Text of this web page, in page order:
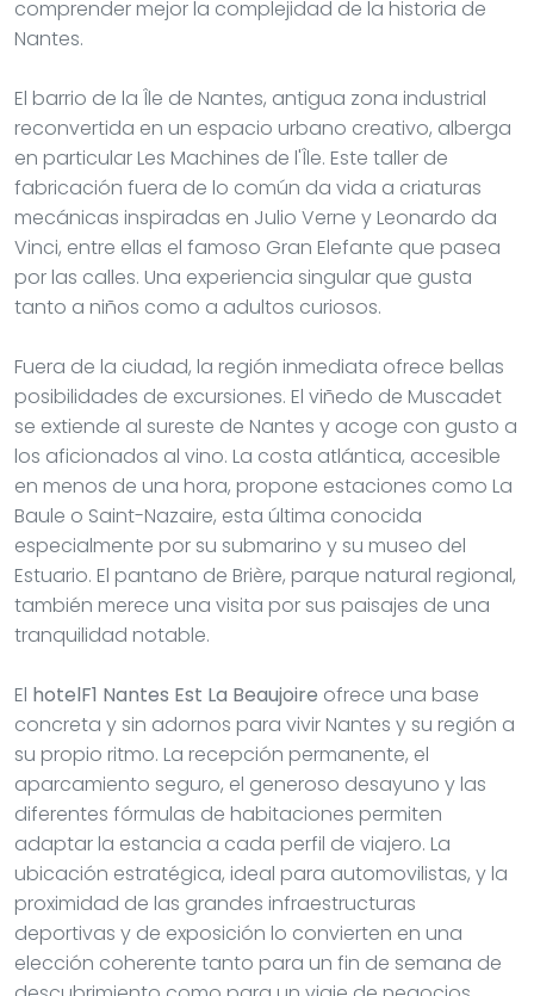
comprender mejor la complejidad de la historia de
Nantes.
El barrio de la Île de Nantes, antigua zona industrial
reconvertida en un espacio urbano creativo, alberga
en particular Les Machines de l'Île. Este taller de
fabricación fuera de lo común da vida a criaturas
mecánicas inspiradas en Julio Verne y Leonardo da
Vinci, entre ellas el famoso Gran Elefante que pasea
por las calles. Una experiencia singular que gusta
tanto a niños como a adultos curiosos.
Fuera de la ciudad, la región inmediata ofrece bellas
posibilidades de excursiones. El viñedo de Muscadet
se extiende al sureste de Nantes y acoge con gusto a
los aficionados al vino. La costa atlántica, accesible
en menos de una hora, propone estaciones como La
Baule o Saint-Nazaire, esta última conocida
especialmente por su submarino y su museo del
Estuario. El pantano de Brière, parque natural regional,
también merece una visita por sus paisajes de una
tranquilidad notable.
El hotelF1 Nantes Est La Beaujoire ofrece una base
concreta y sin adornos para vivir Nantes y su región a
su propio ritmo. La recepción permanente, el
aparcamiento seguro, el generoso desayuno y las
diferentes fórmulas de habitaciones permiten
adaptar la estancia a cada perfil de viajero. La
ubicación estratégica, ideal para automovilistas, y la
proximidad de las grandes infraestructuras
deportivas y de exposición lo convierten en una
elección coherente tanto para un fin de semana de